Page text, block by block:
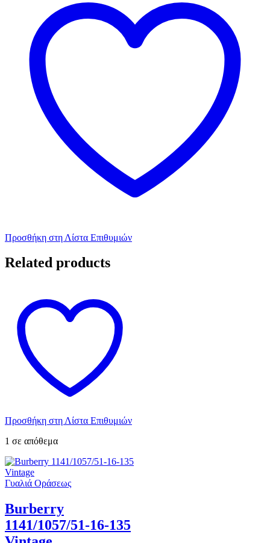
Προσθήκη στη Λίστα Επιθυμιών
Related products
Προσθήκη στη Λίστα Επιθυμιών
1 σε απόθεμα
Γυαλιά Οράσεως
Burberry
1141/1057/51-16-135